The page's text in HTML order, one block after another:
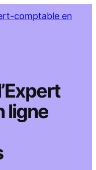
ligne